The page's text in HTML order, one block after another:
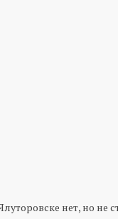
нет, но не